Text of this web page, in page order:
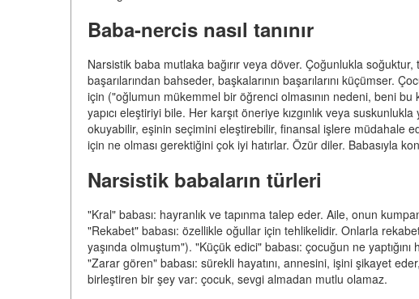
Baba-nercis nasıl tanınır
Narsistik baba mutlaka bağırır veya döver. Çoğunlukla
başarılarından bahseder, başkalarının başarılarını küçümser.
için ("oğlumun mükemmel bir öğrenci olmasının nedeni, beni
yapıcı eleştiriyi bile. Her karşıt öneriye kızgınlık veya suskunlukla
okuyabilir, eşinin seçimini eleştirebilir, finansal işlere müdahale
için ne olması gerektiğini çok iyi hatırlar. Özür diler. Babasıyla
Narsistik babaların türleri
"Kral" babası: hayranlık ve tapınma talep eder. Aile, onun
"Rekabet" babası: özellikle oğullar için tehlikelidir. Onlarla
yaşında olmuştum"). "Küçük edici" babası: çocuğun ne
"Zarar gören" babası: sürekli hayatını, annesini, işini şikayet
birleştiren bir şey var: çocuk, sevgi almadan mutlu olamaz.